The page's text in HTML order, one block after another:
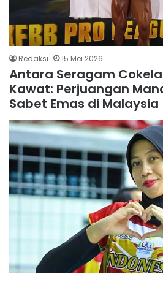
Redaksi 15 Mei 2026
Antara Seragam
Kawat: Perjuangan
Sabet Emas di Malaysia